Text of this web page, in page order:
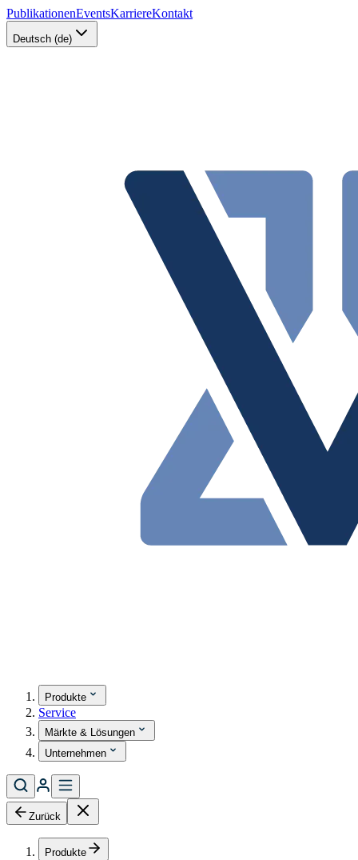
PublikationenEventsKarriereKontakt
Deutsch (de)
Produkte
Service
Märkte & Lösungen
Unternehmen
Zurück
Produkte